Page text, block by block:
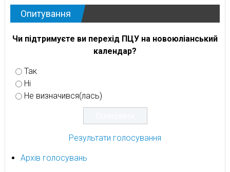
Опитування
Чи підтримуєте ви перехід ПЦУ на новоюліанський
календар?
Так
Ні
Не визначився(лась)
Результати голосування
Архів голосувань